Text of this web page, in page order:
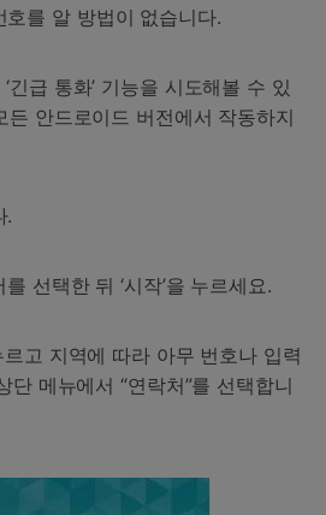
를 알 방법이 없습니다.
긴급 통화’ 기능을 시도해볼 수 있
든 안드로이드 버전에서 작동하지
.
선택한 뒤 ‘시작’을 누르세요.
르고 지역에 따라 아무 번호나 입력
단 메뉴에서 “연락처”를 선택합니